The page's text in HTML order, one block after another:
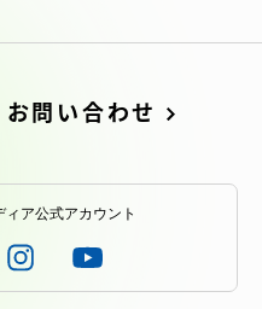
お問い合わせ
ア公式アカウント